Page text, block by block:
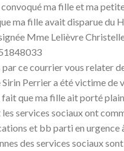
ma fille et ma
ma fille avait disparue du
Mme Lelièvre
par ce courrier vous relater
Perrier a été victime de
fait que ma fille ait porté
les services sociaux ont
et bb parti en urgence
des services sociaux